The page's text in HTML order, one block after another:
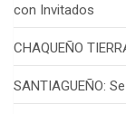
con Invitados
CHAQUEÑO
SANTIAGUEÑO: